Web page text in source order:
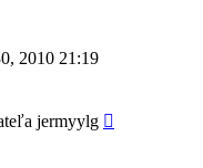
2010 21:19
jermyylg